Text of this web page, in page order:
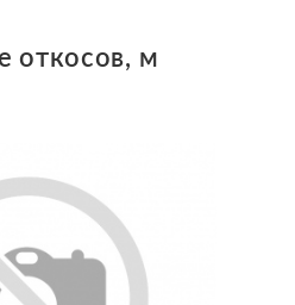
откосов, м